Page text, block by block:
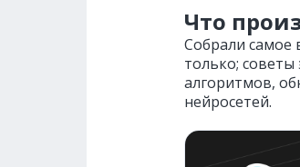
Что
Собрали самое
только; советы
алгоритмов,
нейросетей.